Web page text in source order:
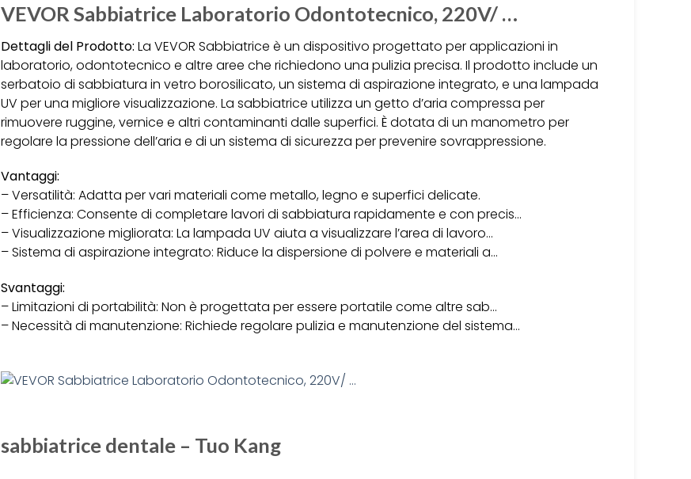
VEVOR Sabbiatrice Laboratorio Odontotecnico, 220V/ …
Dettagli del Prodotto: La VEVOR Sabbiatrice è un dispositivo progettato per applicazioni in
laboratorio, odontotecnico e altre aree che richiedono una pulizia precisa. Il prodotto include un
serbatoio di sabbiatura in vetro borosilicato, un sistema di aspirazione integrato, e una lampada
UV per una migliore visualizzazione. La sabbiatrice utilizza un getto d’aria compressa per
rimuovere ruggine, vernice e altri contaminanti dalle superfici. È dotata di un manometro per
regolare la pressione dell’aria e di un sistema di sicurezza per prevenire sovrappressione.
Vantaggi:
– Versatilità: Adatta per vari materiali come metallo, legno e superfici delicate.
– Efficienza: Consente di completare lavori di sabbiatura rapidamente e con precis…
– Visualizzazione migliorata: La lampada UV aiuta a visualizzare l’area di lavoro…
– Sistema di aspirazione integrato: Riduce la dispersione di polvere e materiali a…
Svantaggi:
– Limitazioni di portabilità: Non è progettata per essere portatile come altre sab…
– Necessità di manutenzione: Richiede regolare pulizia e manutenzione del sistema…
sabbiatrice dentale – Tuo Kang